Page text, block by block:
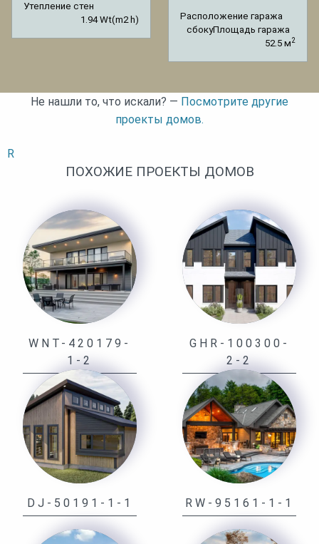
Утепление стен
1.94 Wt(m2 h)
Расположение гаража
сбокуПлощадь гаража
52.5 м2
Не нашли то, что искали? — Посмотрите другие
проекты домов.
R
ПОХОЖИЕ ПРОЕКТЫ ДОМОВ
WNT-420179-
1-2
GHR-100300-
2-2
DJ-50191-1-1 RW-95161-1-1